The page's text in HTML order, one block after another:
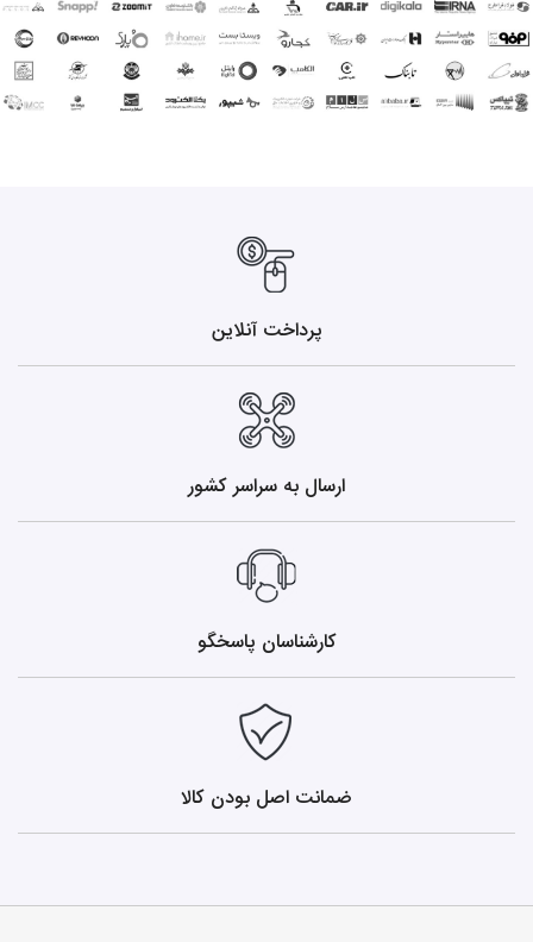
پرداخت آنلاین
ارسال به سراسر کشور
کارشناسان پاسخگو
ضمانت اصل بودن کالا